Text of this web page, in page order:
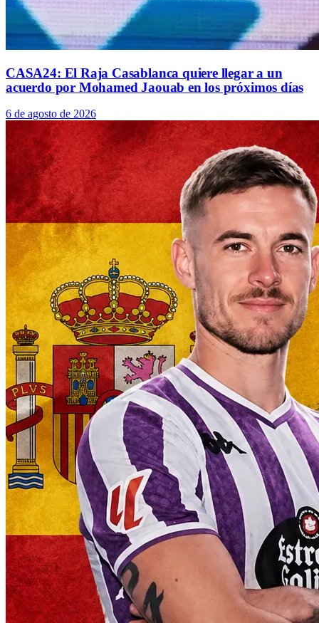
CASA24: El Raja Casablanca quiere llegar a un
acuerdo por Mohamed Jaouab en los próximos días
6 de agosto de 2026